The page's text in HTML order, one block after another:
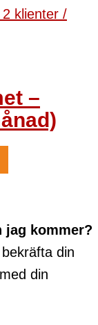
–
jag kommer?
din
din